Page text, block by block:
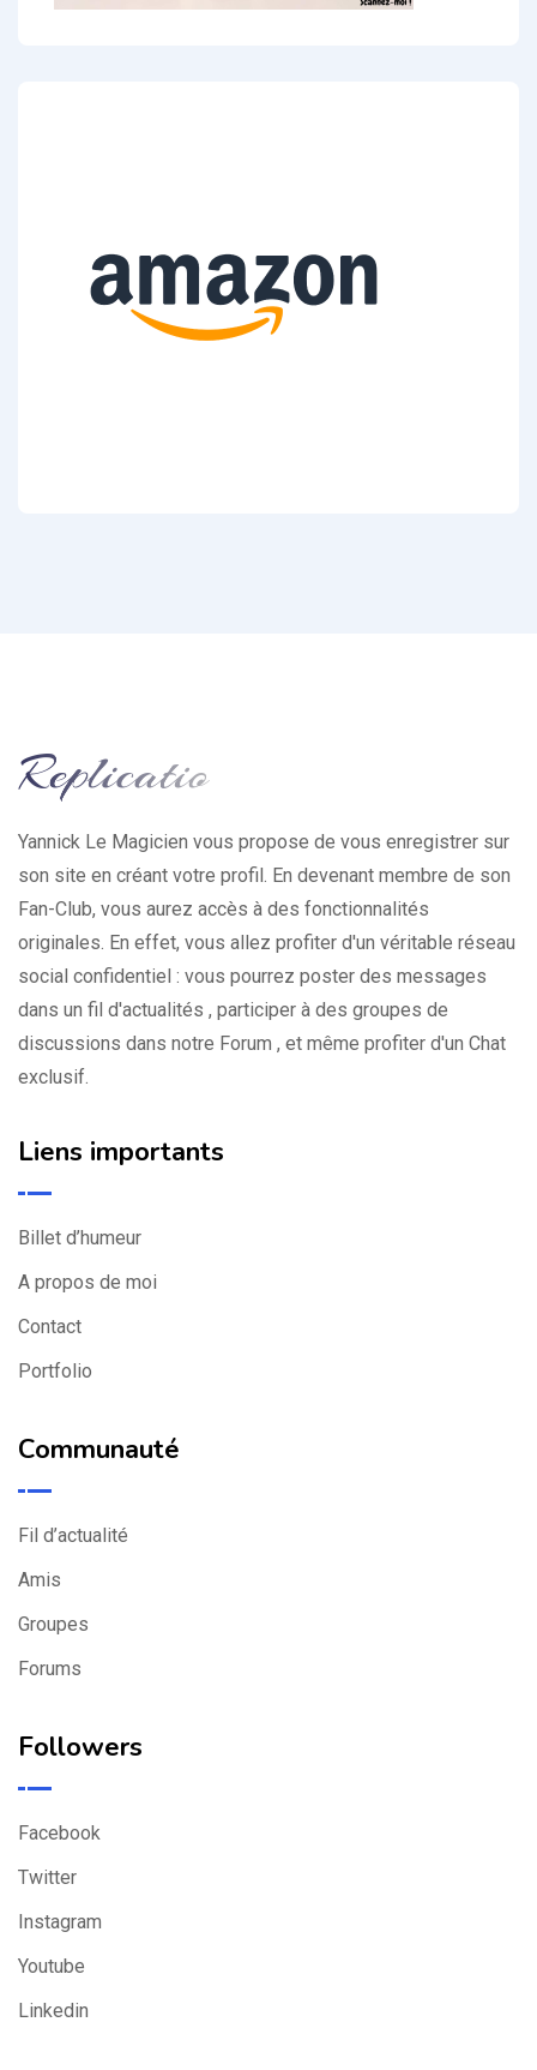
Yannick Le Magicien vous propose de vous enregistrer sur
son site en créant votre profil. En devenant membre de son
Fan-Club, vous aurez accès à des fonctionnalités
originales. En effet, vous allez profiter d'un véritable réseau
social confidentiel : vous pourrez poster des messages
dans un fil d'actualités , participer à des groupes de
discussions dans notre Forum , et même profiter d'un Chat
exclusif.
Liens importants
Billet d’humeur
A propos de moi
Contact
Portfolio
Communauté
Fil d’actualité
Amis
Groupes
Forums
Followers
Facebook
Twitter
Instagram
Youtube
Linkedin